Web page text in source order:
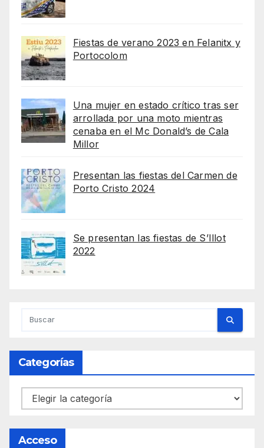
Fiestas de verano 2023 en Felanitx y
Portocolom
Una mujer en estado crítico tras ser
arrollada por una moto mientras
cenaba en el Mc Donald’s de Cala
Millor
Presentan las fiestas del Carmen de
Porto Cristo 2024
Se presentan las fiestas de S’Illot
2022
Categorías
Categorías
Acceso